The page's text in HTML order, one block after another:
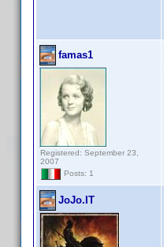
famas1
Registered: September 23,
2007
Posts: 1
JoJo.IT